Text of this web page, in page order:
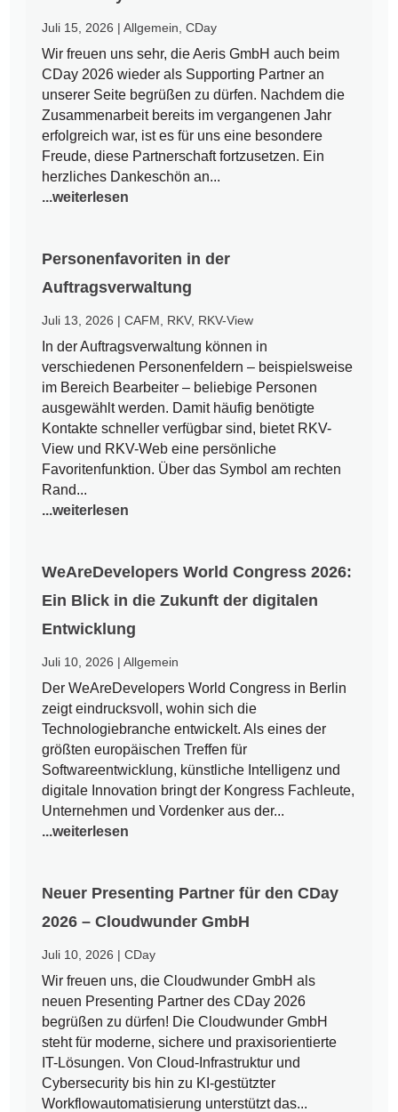
Juli 15, 2026 |Allgemein ,CDay
Wir freuen uns sehr, die Aeris GmbH auch beim
CDay 2026 wieder als Supporting Partner an
unserer Seite begrüßen zu dürfen. Nachdem die
Zusammenarbeit bereits im vergangenen Jahr
erfolgreich war, ist es für uns eine besondere
Freude, diese Partnerschaft fortzusetzen. Ein
herzliches Dankeschön an...
...weiterlesen
Personenfavoriten in der
Auftragsverwaltung
Juli 13, 2026 |CAFM RKV, RKV-View
In der Auftragsverwaltung können in
verschiedenen Personenfeldern – beispielsweise
im Bereich Bearbeiter – beliebige Personen
ausgewählt werden. Damit häufig benötigte
Kontakte schneller verfügbar sind, bietet RKV-
View und RKV-Web eine persönliche
Favoritenfunktion. Über das Symbol am rechten
Rand...
...weiterlesen
WeAreDevelopers World Congress 2026:
Ein Blick in die Zukunft der digitalen
Entwicklung
Juli 10, 2026 |Allgemein
Der WeAreDevelopers World Congress in Berlin
zeigt eindrucksvoll, wohin sich die
Technologiebranche entwickelt. Als eines der
größten europäischen Treffen für
Softwareentwicklung, künstliche Intelligenz und
digitale Innovation bringt der Kongress Fachleute,
Unternehmen und Vordenker aus der...
...weiterlesen
Neuer Presenting Partner für den CDay
2026 – Cloudwunder GmbH
Juli 10, 2026 |CDay
Wir freuen uns, die Cloudwunder GmbH als
neuen Presenting Partner des CDay 2026
begrüßen zu dürfen! Die Cloudwunder GmbH
steht für moderne, sichere und praxisorientierte
IT-Lösungen. Von Cloud-Infrastruktur und
Cybersecurity bis hin zu KI-gestützter
Workflowautomatisierung unterstützt das...